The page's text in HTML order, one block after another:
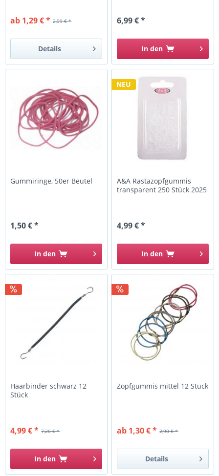
2,99 € *
ab 1,29 € *
Details
6,99 € *
In den
Gummiringe, 50er Beutel
1,50 € *
In den
NEU
A&A Rastazopfgummis
transparent 250 Stück 2025
4,99 € *
In den
Haarbinder schwarz 12
Stück
7,26 € *
4,99 € *
In den
Zopfgummis mittel 12 Stück
2,90 € *
ab 1,30 € *
Details